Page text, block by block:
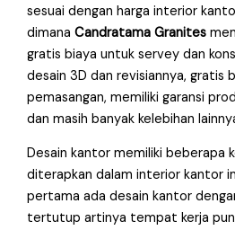
sesuai dengan harga interior
dimanaCandratama Granites
gratis biaya untuk servey dan
desain 3D dan revisiannya, gratis
pemasangan, memiliki garansi
dan masih banyak kelebihan
Desain kantor memiliki beberapa
diterapkan dalam interior kantor
pertama ada desain kantor
tertutup artinya tempat kerja